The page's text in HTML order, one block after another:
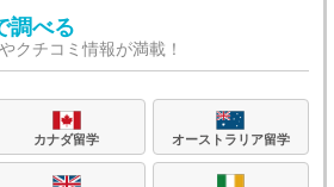
調べる
クチコミ情報が満載！
カナダ留学 オーストラリア留学